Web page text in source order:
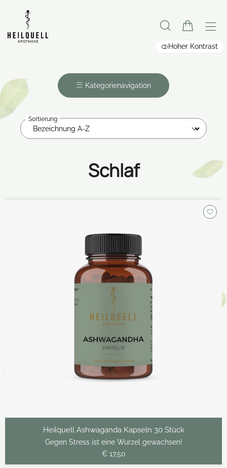
Hoher Kontrast
Kategorienavigation
Sortierung
Schlaf
Heilquell Ashwaganda Kapseln 30 Stück
Gegen Stress ist eine Wurzel gewachsen!
€ 17,50